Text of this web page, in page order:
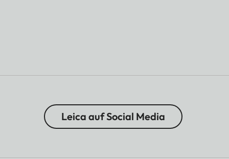
Leica auf Social Media